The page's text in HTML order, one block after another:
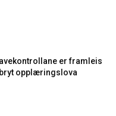
er framleis
opplæringslova